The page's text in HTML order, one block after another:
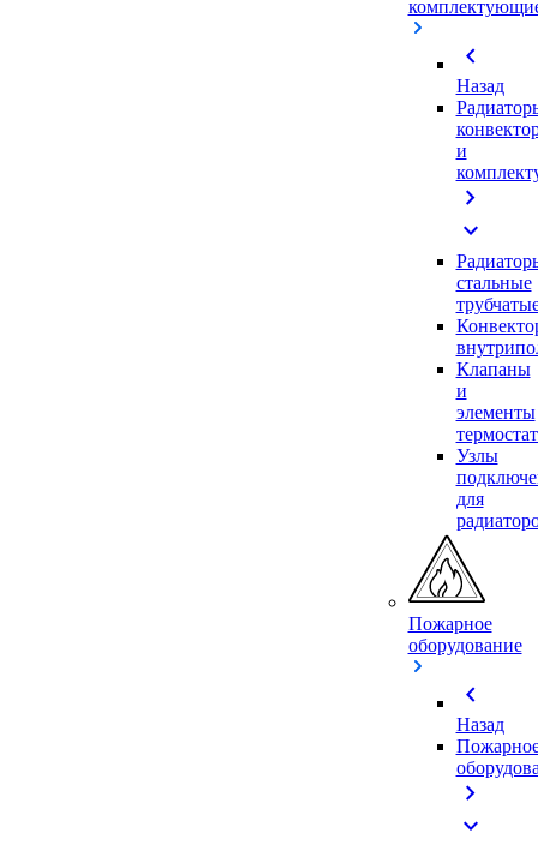
chevron_left
Назад
и
chevron_right
expand_more
стальные
Клапаны
и
элементы
Узлы
для
Пожарное
оборудование
chevron_left
Назад
chevron_right
expand_more